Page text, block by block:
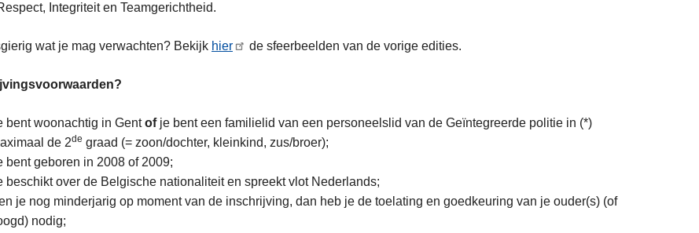
Integriteit en Teamgerichtheid.
wat je mag verwachten? Bekijk hier de sfeerbeelden van de vorige edities.
bent woonachtig in Gentofje bent een familielid van een personeelslid van de Geïntegreerde politie in (*)
de 2de graad (= zoon/dochter, kleinkind, zus/broer);
bent geboren in 2008 of 2009;
beschikt over de Belgische nationaliteit en spreekt vlot Nederlands;
je nog minderjarig op moment van de inschrijving, dan heb je de toelating en goedkeuring van je ouder(s) (of
nodig;